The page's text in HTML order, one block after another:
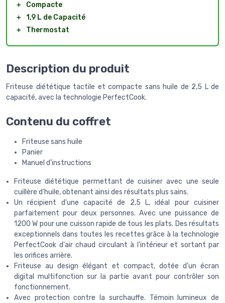
＋
Compacte
＋ 1,9 L de Capacité
＋
Thermostat
Description du produit
Friteuse diététique tactile et compacte sans huile de 2,5 L de
capacité, avec la technologie PerfectCook.
Contenu du coffret
Friteuse sans huile
Panier
Manuel d’instructions
Friteuse diététique permettant de cuisiner avec une seule
cuillère d'huile, obtenant ainsi des résultats plus sains.
Un récipient d'une capacité de 2,5 L, idéal pour cuisiner
parfaitement pour deux personnes. Avec une puissance de
1200 W pour une cuisson rapide de tous les plats. Des résultats
exceptionnels dans toutes les recettes grâce à la technologie
PerfectCook d'air chaud circulant à l'intérieur et sortant par
les orifices arrière.
Friteuse au design élégant et compact, dotée d'un écran
digital multifonction sur la partie avant pour contrôler son
fonctionnement.
Avec protection contre la surchauffe. Témoin lumineux de